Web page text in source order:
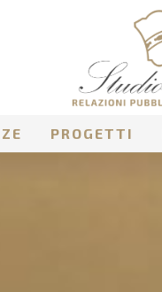
PROGETTI